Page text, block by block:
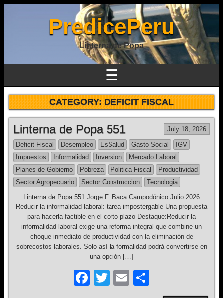
PredicePeru
Linterna de Popa
☰
CATEGORY:DEFICIT FISCAL
Linterna de Popa 551 July 18, 2026
Deficit Fiscal Desempleo EsSalud Gasto Social
IGV
Impuestos
Informalidad Inversion
Mercado Laboral
Planes de Gobierno
Pobreza Politica Fiscal
Productividad
Sector Agropecuario
Sector Construccion
Tecnologia
Linterna de Popa 551 Jorge F. Baca Campodónico Julio 2026
Reducir la informalidad laboral: tarea impostergable Una propuesta
para hacerla factible en el corto plazo Destaque:Reducir la
informalidad laboral exige una reforma integral que combine un
choque inmediato de productividad con la eliminación de
sobrecostos laborales. Solo así la formalidad podrá convertirse en
una opción […]
F
T
E